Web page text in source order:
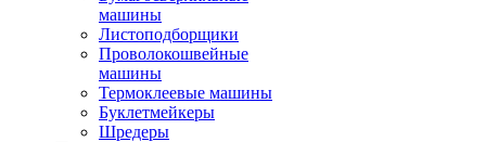
машины
Листоподборщики
Проволокошвейные
машины
Термоклеевые машины
Буклетмейкеры
Шредеры